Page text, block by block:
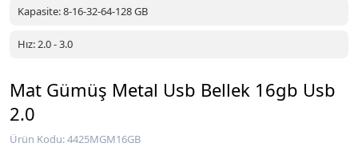
Kapasite: 8-16-32-64-128 GB
Hız: 2.0 - 3.0
Mat Gümüş Metal Usb Bellek 16gb Usb
2.0
Ürün Kodu: 4425MGM16GB